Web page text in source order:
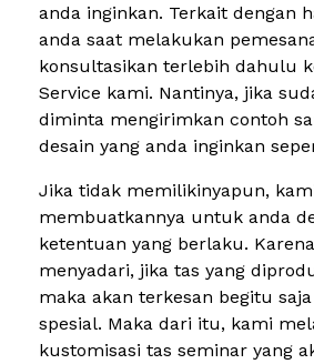
anda inginkan. Terkait dengan
anda saat melakukan
konsultasikan terlebih dahulu
Service kami. Nantinya, jika
diminta mengirimkan contoh
desain yang anda inginkan
Jika tidak memilikinyapun,
membuatkannya untuk anda
ketentuan yang berlaku.
menyadari, jika tas yang
maka akan terkesan begitu
spesial. Maka dari itu, kami
kustomisasi tas seminar yang